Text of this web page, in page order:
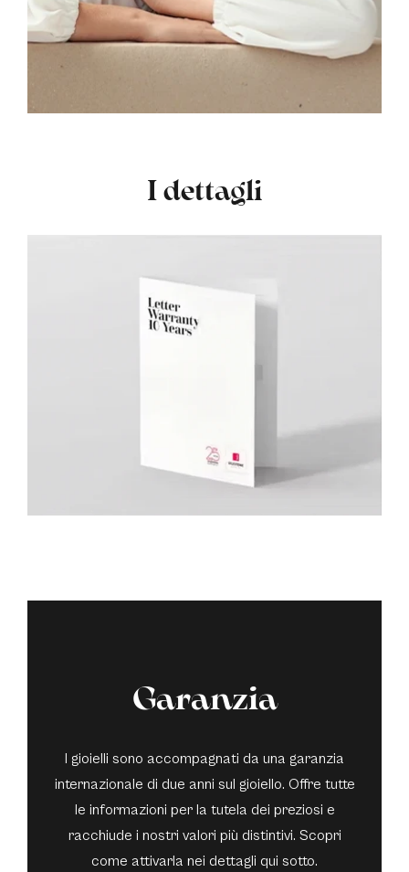
I dettagli
Garanzia
I gioielli sono accompagnati da una garanzia
internazionale di due anni sul gioiello. Offre tutte
le informazioni per la tutela dei preziosi e
racchiude i nostri valori più distintivi. Scopri
come attivarla nei dettagli qui sotto.